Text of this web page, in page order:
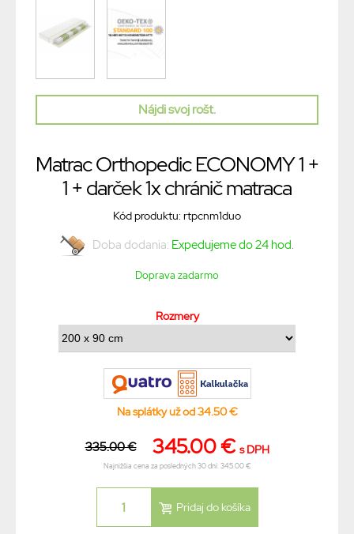
Nájdi svoj rošt.
Matrac Orthopedic ECONOMY 1 +
1 + darček 1x chránič matraca
Kód produktu: rtpcnm1duo
Doba dodania: Expedujeme do 24 hod.
Doprava zadarmo
Rozmery
Na splátky už od 34.50 €
335.00 € 345.00 € s DPH
Najnižšia cena za posledných 30 dní: 345.00 €